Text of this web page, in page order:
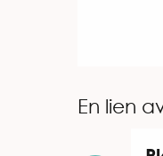
En lien